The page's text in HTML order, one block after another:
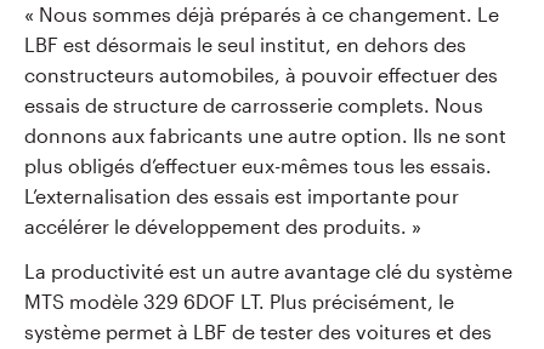
« Nous sommes déjà préparés à ce changement. Le
LBF est désormais le seul institut, en dehors des
constructeurs automobiles, à pouvoir effectuer des
essais de structure de carrosserie complets. Nous
donnons aux fabricants une autre option. Ils ne sont
plus obligés d’effectuer eux-mêmes tous les essais.
L’externalisation des essais est importante pour
accélérer le développement des produits. »
La productivité est un autre avantage clé du système
MTS modèle 329 6DOF LT. Plus précisément, le
système permet à LBF de tester des voitures et des